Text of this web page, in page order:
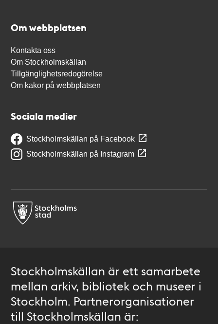
Om webbplatsen
Kontakta oss
Om Stockholmskällan
Tillgänglighetsredogörelse
Om kakor på webbplatsen
Sociala medier
Stockholmskällan på Facebook
Stockholmskällan på Instagram
Stockholmskällan är ett samarbete
mellan arkiv, bibliotek och museer i
Stockholm. Partnerorganisationer
till Stockholmskällan är: